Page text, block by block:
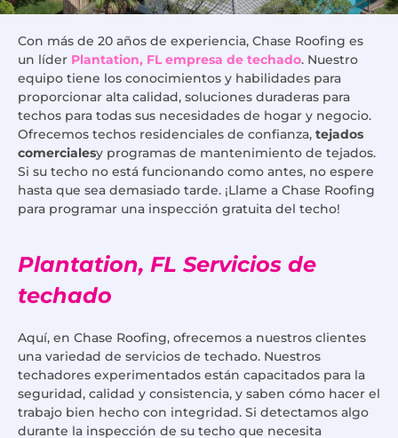
Con más de 20 años de experiencia, Chase Roofing es
un líder Plantation, FL empresa de techado. Nuestro
equipo tiene los conocimientos y habilidades para
proporcionar alta calidad, soluciones duraderas para
techos para todas sus necesidades de hogar y negocio.
Ofrecemos techos residenciales de confianza, tejados
comercialesy programas de mantenimiento de tejados.
Si su techo no está funcionando como antes, no espere
hasta que sea demasiado tarde. ¡Llame a Chase Roofing
para programar una inspección gratuita del techo!
Plantation, FL Servicios de
techado
Aquí, en Chase Roofing, ofrecemos a nuestros clientes
una variedad de servicios de techado. Nuestros
techadores experimentados están capacitados para la
seguridad, calidad y consistencia, y saben cómo hacer el
trabajo bien hecho con integridad. Si detectamos algo
durante la inspección de su techo que necesita